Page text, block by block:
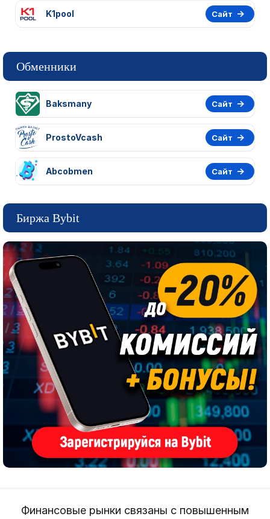
K1pool Сайт
Обменники
Baksmany Сайт
ProstoVcash Сайт
Abcobmen Сайт
Биржа Bybit
Финансовые рынки связаны с повышенным